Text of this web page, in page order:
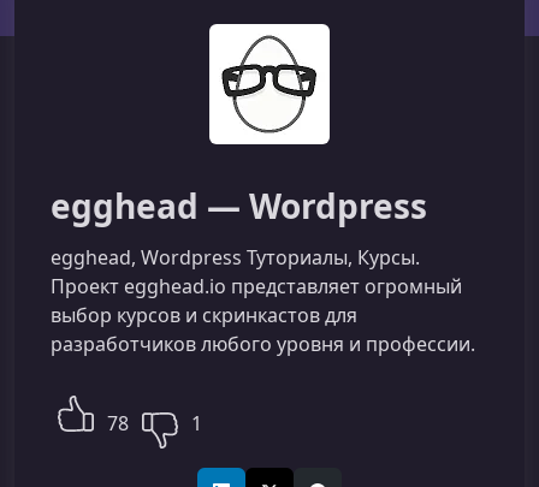
egghead — Wordpress
egghead, Wordpress Туториалы, Курсы.
Проект egghead.io представляет огромный
выбор курсов и скринкастов для
разработчиков любого уровня и профессии.
78 1